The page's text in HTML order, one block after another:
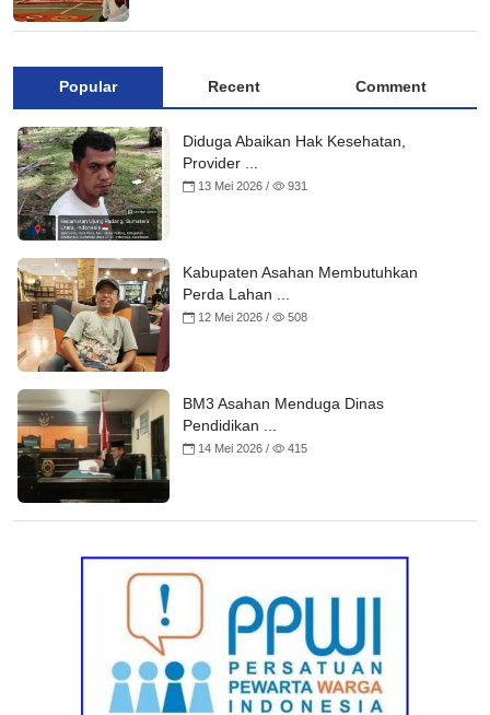
Popular Recent Comment
Diduga Abaikan Hak Kesehatan,
Provider ...
13 Mei 2026 / 931
Kabupaten Asahan Membutuhkan
Perda Lahan ...
12 Mei 2026 / 508
BM3 Asahan Menduga Dinas
Pendidikan ...
14 Mei 2026 / 415